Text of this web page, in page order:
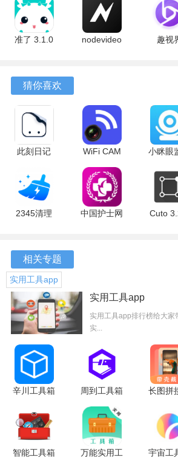
1.全方位的隐私保护：应用隐藏王app不
注重隐私数据的加密存储，为用户提供
护。
2.操作便捷：该app的操作简单易懂，用
设置，即可轻松实现应用的隐藏和数据
3.高效提醒：应用隐藏王app提供的短信
能及时了解隐藏操作的结果，提高了使
5.16.0.10
最新版
最新版
安卓
准了 3.1.0
nodevideo
趣视
猜你喜欢
此刻日记
版
WiFi CAM
4.9 安卓版
小眯眼
2.6.6
版
2345清理
中国护士网
Cuto
相关专题
实用工具app
实用工具app
实用工具app排行榜给大
实...
辛川工具箱
版
周到工具箱
1.1.5 安卓
版
长图拼
安卓
智能工具箱
万能实用工
宇宙工